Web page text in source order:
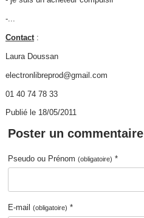
-...
Contact:
Laura Doussan
electronlibreprod@gmail.com
01 40 74 78 33
Publié le 18/05/2011
Poster un commentaire
Pseudo ou Prénom(obligatoire) *
E-mail(obligatoire) *